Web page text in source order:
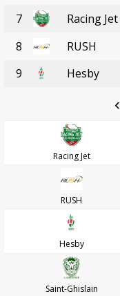
7
Racing Jet
8
RUSH
9
Hesby
‹
Racing Jet
RUSH
Hesby
Saint-Ghislain